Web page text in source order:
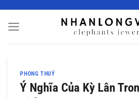
nội
PHONG THUỶ
Ý Nghĩa Của Kỳ Lân